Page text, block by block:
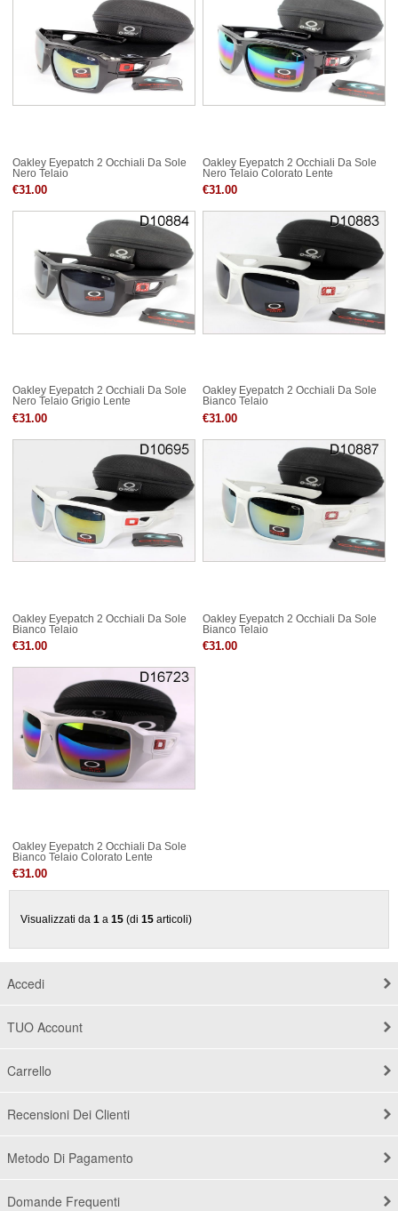
Oakley Eyepatch 2 Occhiali Da Sole
Nero Telaio
€31.00
Oakley Eyepatch 2 Occhiali Da Sole
Nero Telaio Colorato Lente
€31.00
Oakley Eyepatch 2 Occhiali Da Sole
Nero Telaio Grigio Lente
€31.00
Oakley Eyepatch 2 Occhiali Da Sole
Bianco Telaio
€31.00
Oakley Eyepatch 2 Occhiali Da Sole
Bianco Telaio
€31.00
Oakley Eyepatch 2 Occhiali Da Sole
Bianco Telaio
€31.00
Oakley Eyepatch 2 Occhiali Da Sole
Bianco Telaio Colorato Lente
€31.00
Visualizzati da 1 a 15 (di 15 articoli)
Accedi
TUO Account
Carrello
Recensioni Dei Clienti
Metodo Di Pagamento
Domande Frequenti